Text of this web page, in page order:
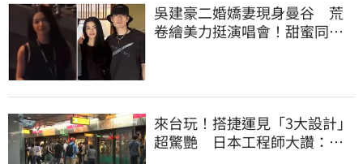
吳建豪二婚嬌妻現身曼谷 荒
卷繪美力挺演唱會！甜蜜同框
來台玩！搭捷運見「3大設計」
超驚艷 日本工程師大讚：台